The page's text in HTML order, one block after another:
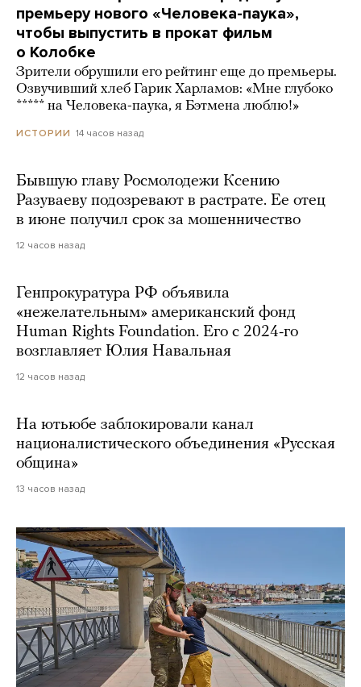
премьеру нового «Человека-паука»,
чтобы выпустить в прокат фильм
о Колобке
Зрители обрушили его рейтинг еще до премьеры.
Озвучивший хлеб Гарик Харламов: «Мне глубоко
***** на Человека-паука, я Бэтмена люблю!»
ИСТОРИИ 14 часов назад
Бывшую главу Росмолодежи Ксению
Разуваеву подозревают в растрате. Ее отец
в июне получил срок за мошенничество
12 часов назад
Генпрокуратура РФ объявила
«нежелательным» американский фонд
Human Rights Foundation. Его с 2024-го
возглавляет Юлия Навальная
12 часов назад
На ютьюбе заблокировали канал
националистического объединения «Русская
община»
13 часов назад